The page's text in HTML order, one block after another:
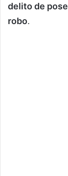
delito de
robo.